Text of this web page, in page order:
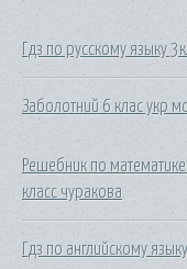
Гдз по русскому языку
Заболотний 6 клас укр
Решебник по
класс чуракова
Гдз по английскому